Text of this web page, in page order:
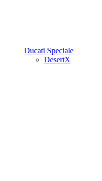
Ducati Speciale
DesertX